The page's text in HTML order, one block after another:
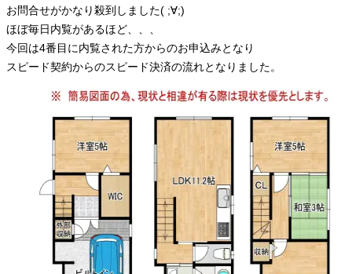
お問合せがかなり殺到しました( ;∀;)
ほぼ毎日内覧があるほど、、、
今回は4番目に内覧された方からのお申込みとなり
スピード契約からのスピード決済の流れとなりました。